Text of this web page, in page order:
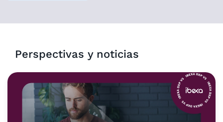
Perspectivas y noticias